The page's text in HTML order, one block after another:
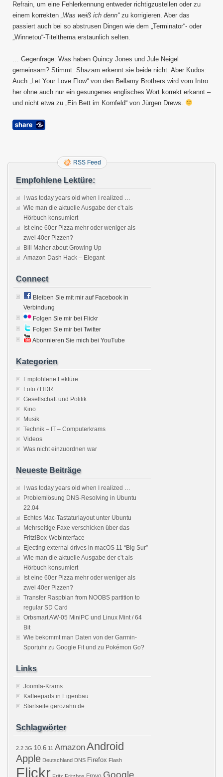
Refrain, um eine Fehlerkennung entweder richtigzustellen oder zu
einem korrekten „Was weiß ich denn“zu korrigieren. Aber das
passiert auch bei so abstrusen Dingen wie dem „Terminator“- oder
„Winnetou“-Titelthema erstaunlich selten.
… Gegenfrage: Was haben Quincy Jones und Jule Neigel
gemeinsam? Stimmt: Shazam erkennt sie beide nicht. Aber Kudos:
Auch „Let Your Love Flow“ von den Bellamy Brothers wird vom Intro
her ohne auch nur ein gesungenes englisches Wort korrekt erkannt –
und nicht etwa zu „Ein Bett im Kornfeld“ von Jürgen Drews.
RSS Feed
Empfohlene Lektüre:
I was today years old when I realized …
Wie man die aktuelle Ausgabe der c’t als
Hörbuch konsumiert
Ist eine 60er Pizza mehr oder weniger als
zwei 40er Pizzen?
Bill Maher about Growing Up
Amazon Dash Hack – Elegant
Connect
Bleiben Sie mit mir auf Facebook in
Verbindung
Folgen Sie mir bei Flickr
Folgen Sie mir bei Twitter
Abonnieren Sie mich bei YouTube
Kategorien
Empfohlene Lektüre
Foto / HDR
Gesellschaft und Politik
Kino
Musik
Technik – IT – Computerkrams
Videos
Was nicht einzuordnen war
Neueste Beiträge
I was today years old when I realized …
Problemlösung DNS-Resolving in Ubuntu
22.04
Echtes Mac-Tastaturlayout unter Ubuntu
Mehrseitige Faxe verschicken über das
Fritz!Box-Webinterface
Ejecting external drives in macOS 11 “Big Sur”
Wie man die aktuelle Ausgabe der c’t als
Hörbuch konsumiert
Ist eine 60er Pizza mehr oder weniger als
zwei 40er Pizzen?
Transfer Raspbian from NOOBS partition to
regular SD Card
Orbsmart AW-05 MiniPC und Linux Mint / 64
Bit
Wie bekommt man Daten von der Garmin-
Sportuhr zu Google Fit und zu Pokémon Go?
Links
Joomla-Krams
Kaffeepads in Eigenbau
Startseite gerozahn.de
Schlagwörter
2.2 3G 10.6 11 AmazonAndroid
Apple Deutschland DNS Firefox Flash
Flickr Google